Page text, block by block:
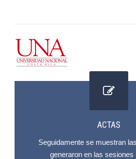
ACTAS
Seguidamente se muestran
generaron en las sesiones